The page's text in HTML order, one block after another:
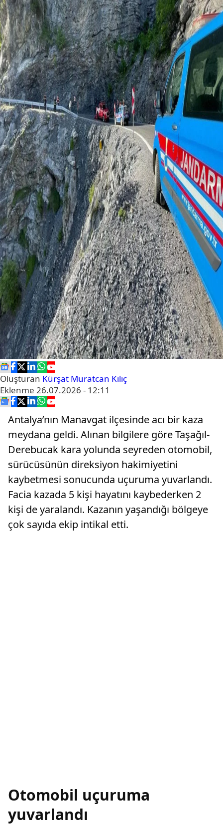
Oluşturan Kürşat Muratcan Kılıç
Eklenme 26.07.2026 - 12:11
Antalya’nın Manavgat ilçesinde acı bir kaza
meydana geldi. Alınan bilgilere göre Taşağıl-
Derebucak kara yolunda seyreden otomobil,
sürücüsünün direksiyon hakimiyetini
kaybetmesi sonucunda uçuruma yuvarlandı.
Facia kazada 5 kişi hayatını kaybederken 2
kişi de yaralandı. Kazanın yaşandığı bölgeye
çok sayıda ekip intikal etti.
Otomobil uçuruma
yuvarlandı